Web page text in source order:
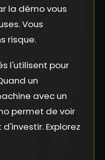
la démo vous
Vous
risque.
l'utilisent pour
un
avec un
permet de voir
Explorez